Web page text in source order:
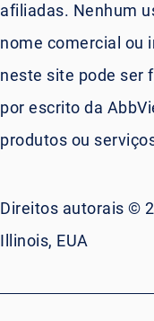
afiliadas. Nenhum
nome comercial ou
neste site pode ser
por escrito da
produtos ou
Direitos autorais ©
Illinois, EUA